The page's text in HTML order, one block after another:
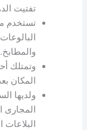
تفتيت
تستخدم
والمطابخ.
وتمتلك
المكان
ولديها
المجارى
البلاعات